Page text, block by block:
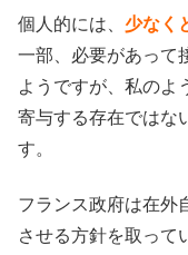
個人的には、 少なく
一部、必要があって
ようですが、私のよ
寄与する存在ではな
す。
フランス政府は在外
させる方針を取って